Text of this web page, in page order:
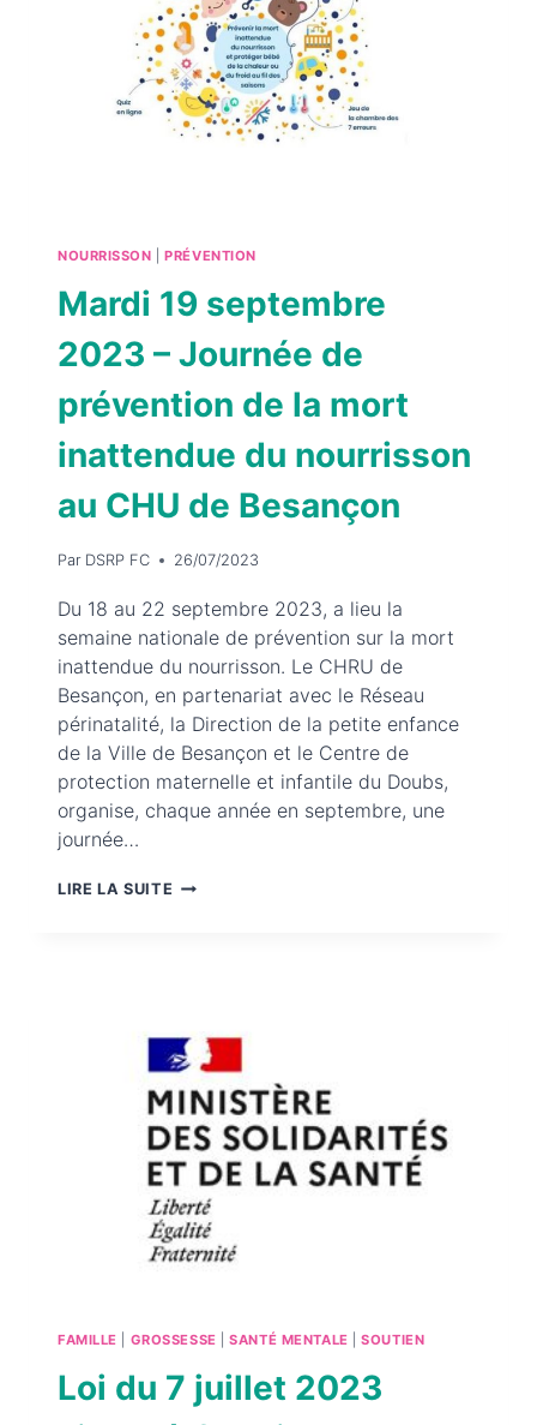
NOURRISSON |PRÉVENTION
Mardi 19 septembre
2023 – Journée de
prévention de la mort
inattendue du nourrisson
au CHU de Besançon
Par DSRP FC 26/07/2023
Du 18 au 22 septembre 2023, a lieu la
semaine nationale de prévention sur la mort
inattendue du nourrisson. Le CHRU de
Besançon, en partenariat avec le Réseau
périnatalité, la Direction de la petite enfance
de la Ville de Besançon et le Centre de
protection maternelle et infantile du Doubs,
organise, chaque année en septembre, une
journée…
LIRE LA SUITE MARDI
DE
PRÉVENTION
DE
LA
MORT
INATTENDUE
DU
NOURRISSON
DE
BESANÇON
FAMILLE GROSSESSE |SANTÉ MENTALE |SOUTIEN
Loi du 7 juillet 2023